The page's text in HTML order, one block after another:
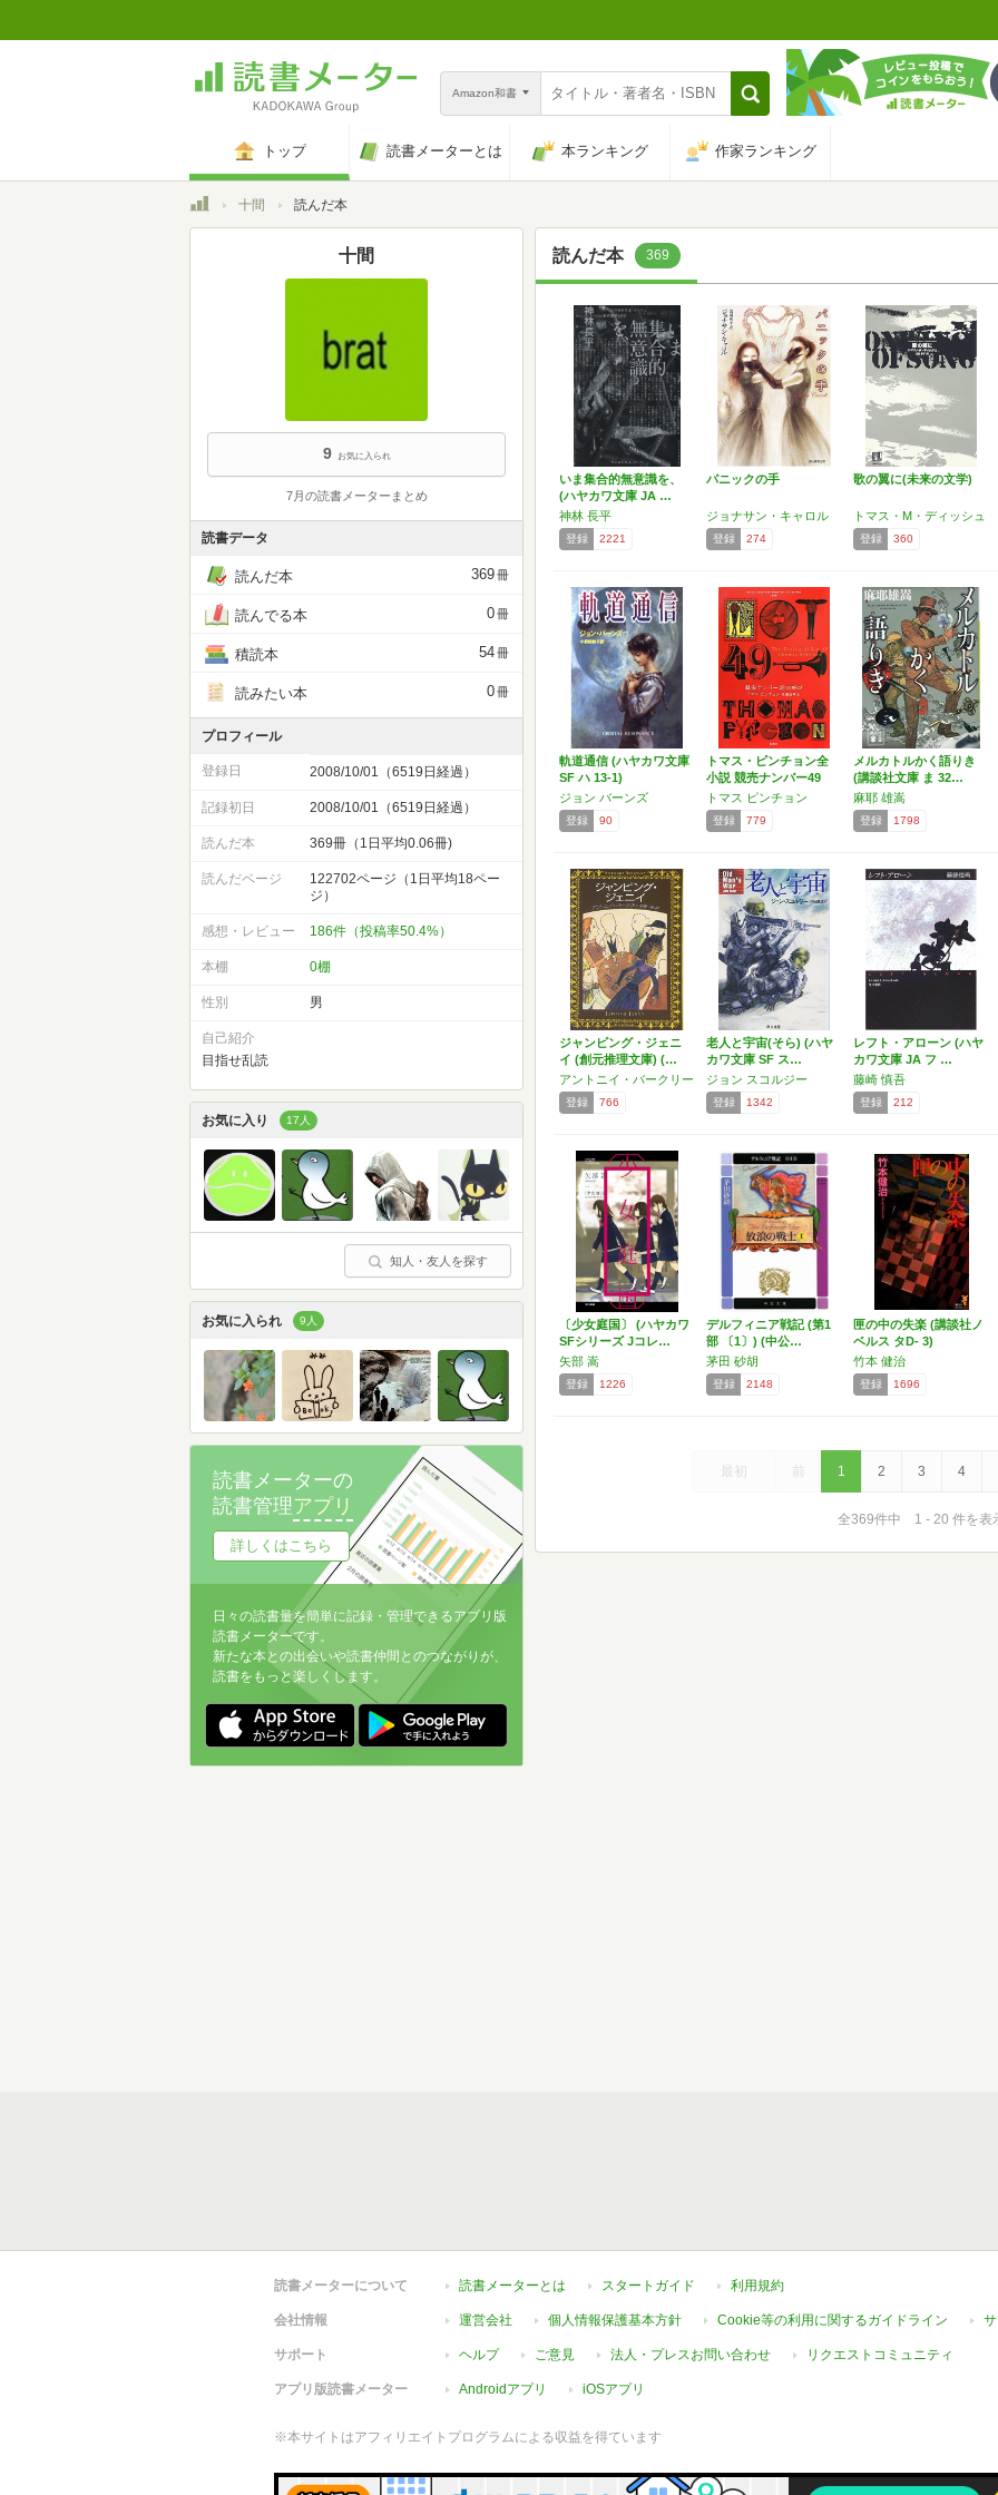
Amazon和書
トップ 読書メーターとは 本ランキング 作家ランキング
トップ十間 読んだ本
読んだ本 369
いま集合的無意識を、
(ハヤカワ文庫 JA …
神林 長平
登録 2221
パニックの手
ジョナサン・キャロル
登録 274
歌の翼に(未来の文学)
トマス・M・ディッシュ
登録 360
軌道通信 (ハヤカワ文庫
SF ハ 13-1)
ジョン バーンズ
登録 90
トマス・ピンチョン全
小説 競売ナンバー49
の…
トマス ピンチョン
登録 779
メルカトルかく語りき
(講談社文庫 ま 32…
麻耶 雄嵩
登録 1798
ジャンピング・ジェニ
イ (創元推理文庫) (…
アントニイ・バークリー
登録 766
老人と宇宙(そら) (ハヤ
カワ文庫 SF ス…
ジョン スコルジー
登録 1342
レフト・アローン (ハヤ
カワ文庫 JA フ …
藤崎 慎吾
登録 212
〔少女庭国〕 (ハヤカワ
SFシリーズ Jコレ…
矢部 嵩
登録 1226
デルフィニア戦記 (第1
部 〔1〕) (中公…
茅田 砂胡
登録 2148
匣の中の失楽 (講談社ノ
ベルス タD- 3)
竹本 健治
登録 1696
最初 前 1 2 3 4
全369件中 1 - 20 件を表
十間
9 お気に入られ
7月の読書メーターまとめ
読書データ
読んだ本 369冊
読んでる本 0冊
積読本 54冊
読みたい本 0冊
プロフィール
登録日 2008/10/01（6519日経過）
記録初日 2008/10/01（6519日経過）
読んだ本 369冊（1日平均0.06冊)
読んだページ
122702ページ（1日平均18ペー
ジ）
感想・レビュー 186件（投稿率50.4%）
本棚 0棚
性別 男
自己紹介
目指せ乱読
お気に入り 17人
知人・友人を探す
お気に入られ 9人
読書メーターの
読書管理アプリ
詳しくはこちら
日々の読書量を簡単に記録・管理できるアプリ版
読書メーターです。
新たな本との出会いや読書仲間とのつながりが、
読書をもっと楽しくします。
読書メーターについて 読書メーターとは スタートガイド 利用規約
会社情報 運営会社 個人情報保護基本方針 Cookie等の利用に関するガイドライン
サポート ヘルプ ご意見 法人・プレスお問い合わせ リクエストコミュニティ
アプリ版読書メーター Androidアプリ iOSアプリ
※本サイトはアフィリエイトプログラムによる収益を得ています